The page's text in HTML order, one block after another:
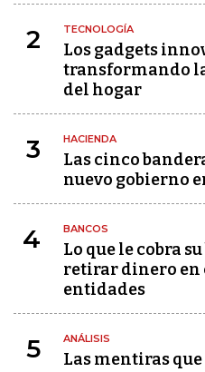
2 TECNOLOGÍA
Los gadgets
transformando
del hogar
3 HACIENDA
Las cinco
nuevo gobierno
4 BANCOS
Lo que le cobra
retirar dinero en
entidades
5 ANÁLISIS
Las mentiras